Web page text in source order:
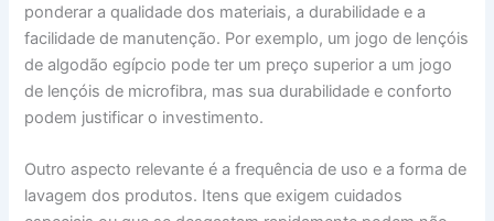
ponderar a qualidade dos materiais, a durabilidade e a
facilidade de manutenção. Por exemplo, um jogo de lençóis
de algodão egípcio pode ter um preço superior a um jogo
de lençóis de microfibra, mas sua durabilidade e conforto
podem justificar o investimento.
Outro aspecto relevante é a frequência de uso e a forma de
lavagem dos produtos. Itens que exigem cuidados